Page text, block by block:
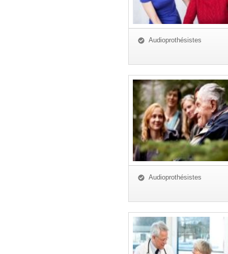
Audioprothésistes
Audioprothésistes